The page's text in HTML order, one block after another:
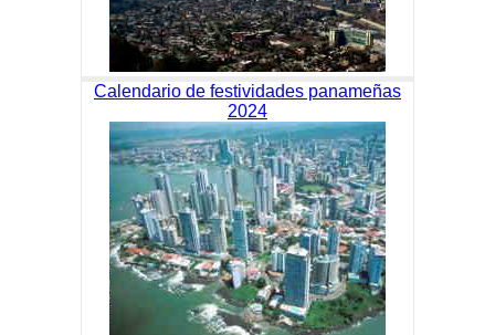
Calendario de festividades panameñas
2024